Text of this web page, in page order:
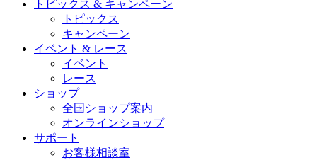
トピックス & キャンペーン
トピックス
キャンペーン
イベント & レース
イベント
レース
ショップ
全国ショップ案内
オンラインショップ
サポート
お客様相談室